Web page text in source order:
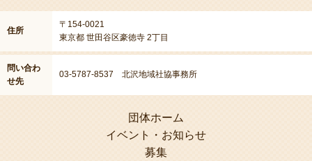
住所
〒154-0021
東京都 世田谷区豪徳寺 2丁目
問い合わ
せ先
03-5787-8537 北沢地域社協事務所
団体ホーム
イベント・お知らせ
募集